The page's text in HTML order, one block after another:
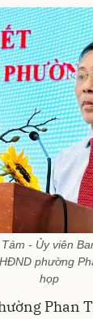
- Ủy viên
phường
họp
Phan